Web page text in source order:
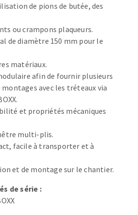
de pions de butée, des
ou crampons plaqueurs.
de diamètre 150 mm pour le
matériaux.
afin de fournir plusieurs
avec les tréteaux via
et propriétés mécaniques
multi-plis.
facile à transporter et à
et de montage sur le chantier.
de série :